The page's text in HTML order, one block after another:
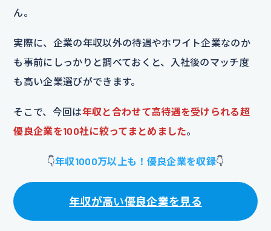
ん。
実際に、企業の年収以外の待遇やホワイト企業なのか
も事前にしっかりと調べておくと、入社後のマッチ度
も高い企業選びができます。
そこで、今回は年収と合わせて高待遇を受けられる超
優良企業を100社に絞ってまとめました。
👇年収1000万以上も！優良企業を収録👇
年収が高い優良企業を見る